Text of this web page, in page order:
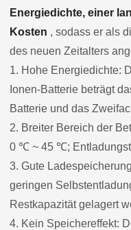
Energiedichte, einer
Kosten , sodass er als
des neuen Zeitalters
1. Hohe Energiedichte:
Ionen-Batterie beträgt
Batterie und das
2. Breiter Bereich der
0 ℃ ~ 45 ℃;
3. Gute
geringen
Restkapazität gelagert
4. Kein Speichereffekt: